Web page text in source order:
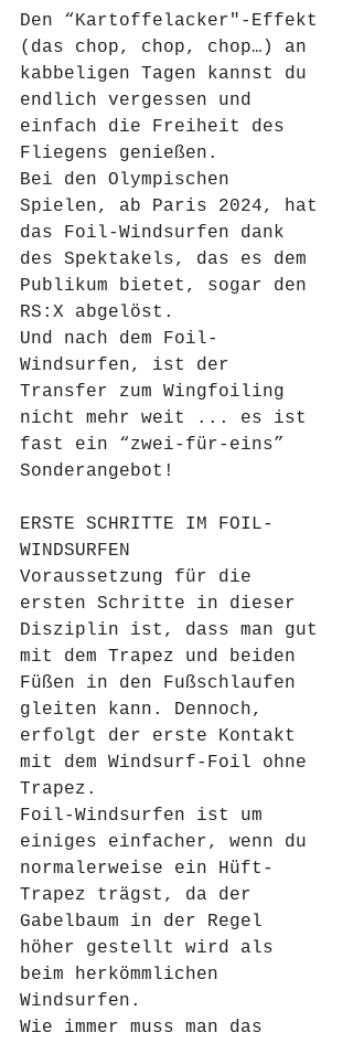
Den “Kartoffelacker"-Effekt
(das chop, chop, chop…) an
kabbeligen Tagen kannst du
endlich vergessen und
einfach die Freiheit des
Fliegens genießen.
Bei den Olympischen
Spielen, ab Paris 2024, hat
das Foil-Windsurfen dank
des Spektakels, das es dem
Publikum bietet, sogar den
RS:X abgelöst.
Und nach dem Foil-
Windsurfen, ist der
Transfer zum Wingfoiling
nicht mehr weit ... es ist
fast ein “zwei-für-eins”
Sonderangebot!
ERSTE SCHRITTE IM FOIL-
WINDSURFEN
Voraussetzung für die
ersten Schritte in dieser
Disziplin ist, dass man gut
mit dem Trapez und beiden
Füßen in den Fußschlaufen
gleiten kann. Dennoch,
erfolgt der erste Kontakt
mit dem Windsurf-Foil ohne
Trapez.
Foil-Windsurfen ist um
einiges einfacher, wenn du
normalerweise ein Hüft-
Trapez trägst, da der
Gabelbaum in der Regel
höher gestellt wird als
beim herkömmlichen
Windsurfen.
Wie immer muss man das